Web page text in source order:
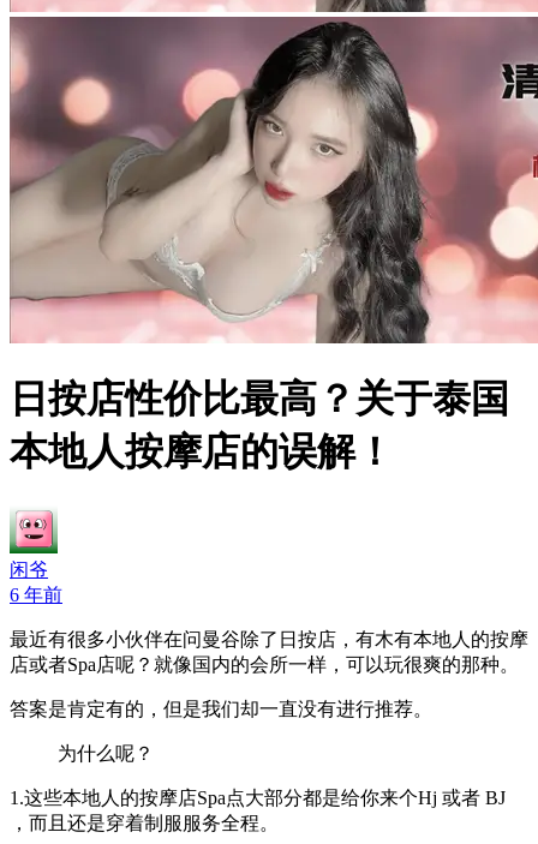
日按店性价比最高？关于泰国
本地人按摩店的误解！
闲爷
6 年前
最近有很多小伙伴在问曼谷除了日按店，有木有本地人的按摩
店或者Spa店呢？就像国内的会所一样，可以玩很爽的那种。
答案是肯定有的，但是我们却一直没有进行推荐。
为什么呢？
1.这些本地人的按摩店Spa点大部分都是给你来个Hj 或者 BJ
，而且还是穿着制服服务全程。